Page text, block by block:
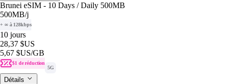
Brunei eSIM - 10 Days / Daily 500MB
500MB/j
+ ∞ à 128kbps
10 jours
28,37 $US
5,67 $US/GB
$1 de réduction
5G
Détails